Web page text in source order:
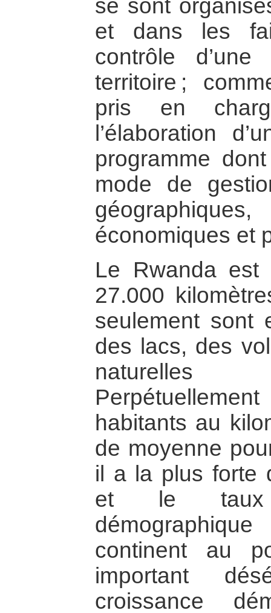
se sont
et dans les
contrôle
territoire ;
pris en
l’élaboration
programme
mode de
économiques et
Le Rwanda
27.000
seulement sont
des lacs, des
naturelles
habitants au
de moyenne
il a la plus forte
et le taux
continent au
important
croissance